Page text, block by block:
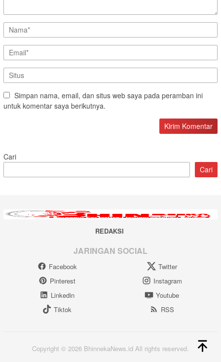
Simpan nama, email, dan situs web saya pada peramban ini
untuk komentar saya berikutnya.
Cari
Cari
REDAKSI
JARINGAN SOCIAL
Facebook
Twitter
Pinterest
Instagram
Linkedin
Youtube
Tiktok
RSS
Copyright © 2026 BhinnekaNews.id All rights reserved.